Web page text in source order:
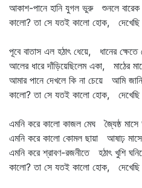
আকাশ-পানে হানি যুগল ভুরু শুনলে
কালো? তা সে যতই কালো হোক, দেখেছি
পূবে বাতাস এল হঠাৎ ধেয়ে, ধানের ক্ষেতে
আলের ধারে দাঁড়িয়েছিলেম একা, মাঠের
আমার পানে দেখলে কি না চেয়ে আমি
কালো? তা সে যতই কালো হোক, দেখেছি
এমনি করে কালো কাজল মেঘ জ্যৈষ্ঠ
এমনি করে কালো কোমল ছায়া আষাঢ় মাসে
এমনি করে শ্রাবণ-রজনীতে হঠাৎ খুশি
কালো? তা সে যতই কালো হোক, দেখেছি